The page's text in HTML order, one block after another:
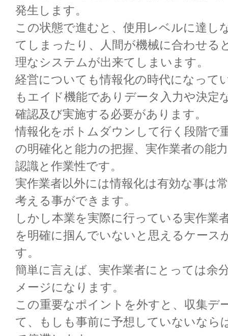
発生します。
この状態で進むと、使用レベルに達し
てしまったり、人間が機械に合わせる
理なシステムが出来てしまいます。
経営についても情報化の時代になって
もエイド機能でありデータ入力や決定
確認及び実施する必要があります。
情報化をボトムダウンして行く段階で
の明確化と能力の把握、実作業者の能
認識と作業性です。
実作業者以外には情報化は有効な事は
考える事ができます。
しかし本業を実際に行っている実作業
を明確に掴んでいないと思えるケース
す。
簡単に言えば、実作業者にとっては余
メージになります。
この重要なポイントを外すと、収集デ
て、もしも事前に予想していないなら